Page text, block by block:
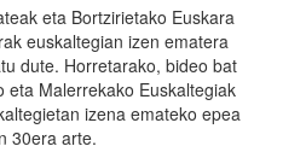
eta Bortzirietako Euskara
euskaltegian izen ematera
dute. Horretarako, bideo bat
eta Malerrekako Euskaltegiak
izena emateko epea
30era arte.